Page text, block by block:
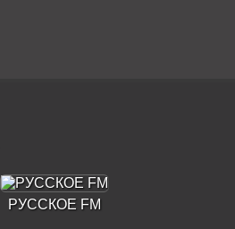
РУССКОЕ FM